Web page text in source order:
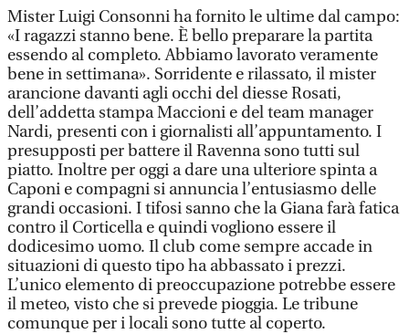
Mister Luigi Consonni ha fornito le ultime dal campo:
«I ragazzi stanno bene. È bello preparare la partita
essendo al completo. Abbiamo lavorato veramente
bene in settimana». Sorridente e rilassato, il mister
arancione davanti agli occhi del diesse Rosati,
dell’addetta stampa Maccioni e del team manager
Nardi, presenti con i giornalisti all’appuntamento. I
presupposti per battere il Ravenna sono tutti sul
piatto. Inoltre per oggi a dare una ulteriore spinta a
Caponi e compagni si annuncia l’entusiasmo delle
grandi occasioni. I tifosi sanno che la Giana farà fatica
contro il Corticella e quindi vogliono essere il
dodicesimo uomo. Il club come sempre accade in
situazioni di questo tipo ha abbassato i prezzi.
L’unico elemento di preoccupazione potrebbe essere
il meteo, visto che si prevede pioggia. Le tribune
comunque per i locali sono tutte al coperto.